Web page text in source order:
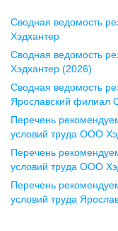
Воронеж
ул. Комиссаржевской,
офис 1212
+7 473 280-05-05
pr@vrn.hh.ru
ул. Спартаковская, д.
помещение 15
+7 843 212-12-50
Сводная ведомость
Хэдхантер
Сводная ведомость
Хэдхантер (2026)
Сводная ведомость
Ярославский филиал
Перечень
условий труда ООО
Перечень
условий труда ООО
Перечень
условий труда